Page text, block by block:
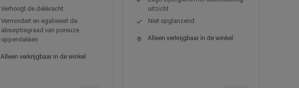
Verhoogt de dekkracht
Vermindert en egaliseert de
absorptiegraad van poreuze
oppervlakken
Alleen verkrijgbaar in de winkel
uitzicht
Niet opglanzend
Alleen verkrijgbaar in de winkel